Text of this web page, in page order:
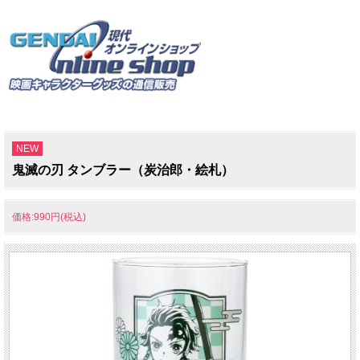
NEW
鬼滅の刃 タンブラー（炭治郎・絵札）
価格:990円(税込)